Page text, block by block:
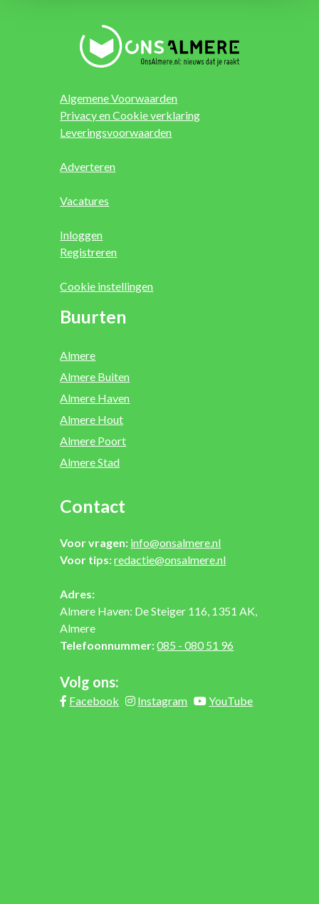
Algemene Voorwaarden
Privacy en Cookie verklaring
Leveringsvoorwaarden
Adverteren
Vacatures
Inloggen
Registreren
Cookie instellingen
Buurten
Almere
Almere Buiten
Almere Haven
Almere Hout
Almere Poort
Almere Stad
Contact
Voor vragen: info@onsalmere.nl
Voor tips:redactie@onsalmere.nl
Adres:
Almere Haven: De Steiger 116, 1351 AK,
Almere
Telefoonnummer:085 - 080 51 96
Volg ons:
Facebook Instagram YouTube